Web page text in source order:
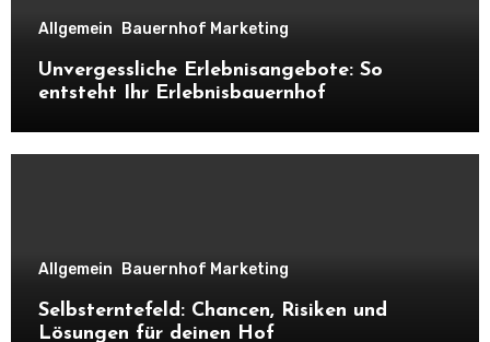
Allgemein Bauernhof Marketing
Unvergessliche Erlebnisangebote: So
entsteht Ihr Erlebnisbauernhof
Allgemein Bauernhof Marketing
Selbsterntefeld: Chancen, Risiken und
Lösungen für deinen Hof